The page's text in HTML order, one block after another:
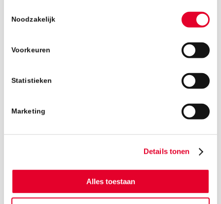
Noodzakelijk
Voorkeuren
Statistieken
Marketing
Details tonen
Alles toestaan